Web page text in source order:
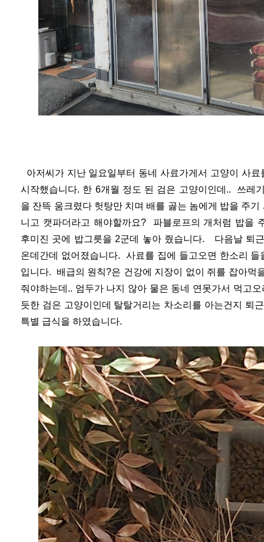
아저씨가 지난 일요일부터 동네 사료가게서 고양이 사
시작했습니다. 한 6개월 정도 된 검은 고양이인데.. 쓰레
을 잔뜩 움크렸다 헛탕만 치며 배를 곯는 놈에게 밥을 주
니고 캣파더라고 해야할까요? 파블로프의 개처럼 밥을
후미진 곳에 밥그릇을 2군데 놓아 줬습니다. 다음날 퇴
온데간데 없어졌습니다. 사료를 집에 들고오면 한소리
입니다. 배급의 원칙?은 건강에 지장이 없이 쥐를 잡아
줘야하는데.. 엄두가 나지 않아 물은 동네 연못가서 먹고
듯한 검은 고양이인데 탈탈거리는 차소리를 아는건지 퇴
특별 급식을 하였습니다.